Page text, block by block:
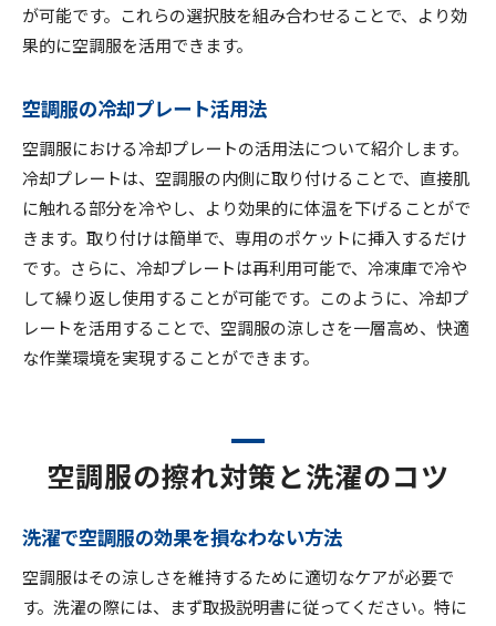
が可能です。これらの選択肢を組み合わせることで、より効
果的に空調服を活用できます。
空調服の冷却プレート活用法
空調服における冷却プレートの活用法について紹介します。
冷却プレートは、空調服の内側に取り付けることで、直接肌
に触れる部分を冷やし、より効果的に体温を下げることがで
きます。取り付けは簡単で、専用のポケットに挿入するだけ
です。さらに、冷却プレートは再利用可能で、冷凍庫で冷や
して繰り返し使用することが可能です。このように、冷却プ
レートを活用することで、空調服の涼しさを一層高め、快適
な作業環境を実現することができます。
空調服の擦れ対策と洗濯のコツ
洗濯で空調服の効果を損なわない方法
空調服はその涼しさを維持するために適切なケアが必要で
す。洗濯の際には、まず取扱説明書に従ってください。特に